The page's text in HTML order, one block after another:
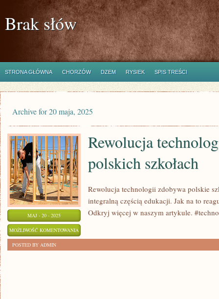
Brak słów
STRONA GŁÓWNA CHORZÓW DZEM RYSIEK SPIS TREŚCI
Archive for 20 maja, 2025
MAJ - 20 - 2025
MOŻLIWOŚĆ KOMENTOWANIA
ZOSTAŁA WYŁĄCZONA
Rewolucja
polskich szkołach
Rewolucja technologii zdobywa polskie
integralną częścią edukacji. Jak na to
Odkryj więcej w naszym artykule.
POSTED BY ADMIN